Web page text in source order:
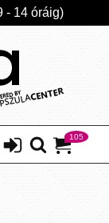
- 14 óráig)
105